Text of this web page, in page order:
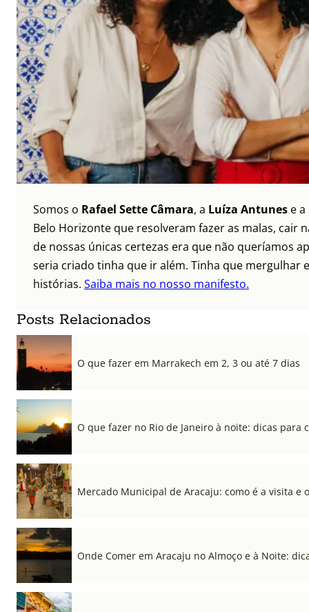
Somos o Rafael Sette Câmara, a Luíza Antunes e a
Belo Horizonte que resolveram fazer as malas, cair
de nossas únicas certezas era que não queríamos
seria criado tinha que ir além. Tinha que mergulhar
histórias. Saiba mais no nosso manifesto.
Posts Relacionados
O que fazer em Marrakech em 2, 3 ou até 7 dias
O que fazer no Rio de Janeiro à noite: dicas para
Mercado Municipal de Aracaju: como é a visita e
Onde Comer em Aracaju no Almoço e à Noite: